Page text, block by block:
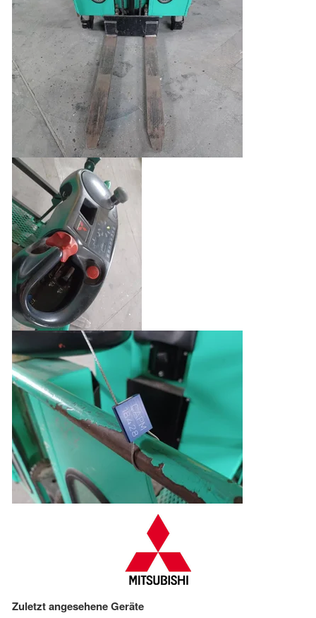
Zuletzt angesehene Geräte